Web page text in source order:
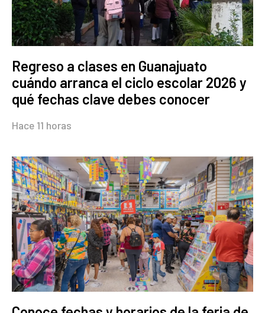
Regreso a clases en Guanajuato
cuándo arranca el ciclo escolar 2026 y
qué fechas clave debes conocer
Hace 11 horas